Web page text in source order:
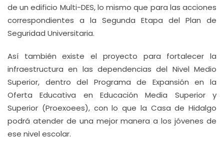
de un edificio Multi-DES, lo mismo que para las acciones
correspondientes a la Segunda Etapa del Plan de
Seguridad Universitaria.
Así también existe el proyecto para fortalecer la
infraestructura en las dependencias del Nivel Medio
Superior, dentro del Programa de Expansión en la
Oferta Educativa en Educación Media Superior y
Superior (Proexoees), con lo que la Casa de Hidalgo
podrá atender de una mejor manera a los jóvenes de
ese nivel escolar.